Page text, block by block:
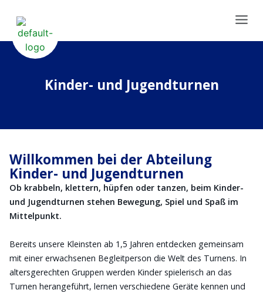
Kinder- und Jugendturnen
Willkommen bei der Abteilung
Kinder- und Jugendturnen
Ob krabbeln, klettern, hüpfen oder tanzen, beim Kinder-
und Jugendturnen stehen Bewegung, Spiel und Spaß im
Mittelpunkt.
Bereits unsere Kleinsten ab 1,5 Jahren entdecken gemeinsam
mit einer erwachsenen Begleitperson die Welt des Turnens. In
altersgerechten Gruppen werden Kinder spielerisch an das
Turnen herangeführt, lernen verschiedene Geräte kennen und